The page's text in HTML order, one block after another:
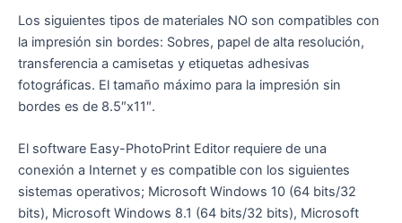
Los siguientes tipos de materiales NO son compatibles con
la impresión sin bordes: Sobres, papel de alta resolución,
transferencia a camisetas y etiquetas adhesivas
fotográficas. El tamaño máximo para la impresión sin
bordes es de 8.5″x11″.
El software Easy-PhotoPrint Editor requiere de una
conexión a Internet y es compatible con los siguientes
sistemas operativos; Microsoft Windows 10 (64 bits/32
bits), Microsoft Windows 8.1 (64 bits/32 bits), Microsoft